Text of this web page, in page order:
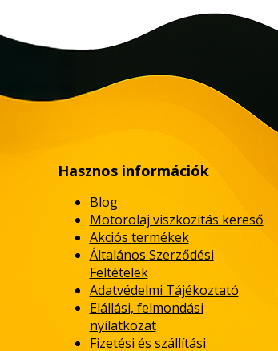
Hasznos információk
Blog
Motorolaj viszkozitás kereső
Akciós termékek
Általános Szerződési
Feltételek
Adatvédelmi Tájékoztató
Elállási, felmondási
nyilatkozat
Fizetési és szállítási